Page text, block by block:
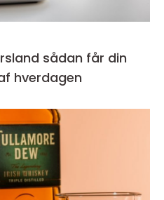
får din
hverdagen